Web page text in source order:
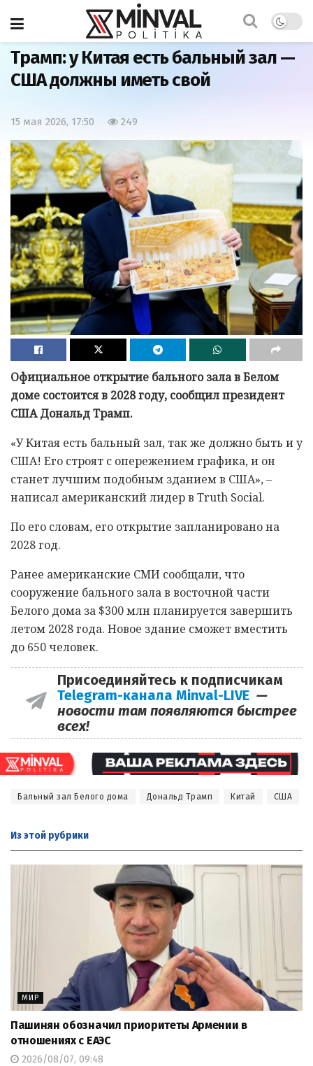
Главная
Трамп: у Китая есть бальный зал —
США должны иметь свой
15 мая 2026, 17:50 249
Официальное открытие бального зала в Белом
доме состоится в 2028 году, сообщил президент
США Дональд Трамп.
«У Китая есть бальный зал, так же должно быть и у
США! Его строят с опережением графика, и он
станет лучшим подобным зданием в США», –
написал американский лидер в Truth Social.
По его словам, его открытие запланировано на
2028 год.
Ранее американские СМИ сообщали, что
сооружение бального зала в восточной части
Белого дома за $300 млн планируется завершить
летом 2028 года. Новое здание сможет вместить
до 650 человек.
Присоединяйтесь к подписчикам
Telegram-канала Minval-LIVE —
новости там появляются быстрее
всех!
Бальный зал Белого дома Дональд Трамп Китай США
Из этой рубрики
МИР
Пашинян обозначил приоритеты Армении в
отношениях с ЕАЭС
2026/08/07, 09:48